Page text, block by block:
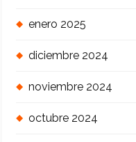
enero 2025
diciembre 2024
noviembre 2024
octubre 2024